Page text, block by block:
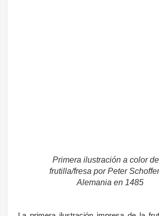
Primera ilustración a color
frutilla/fresa por Peter
Alemania en 1485